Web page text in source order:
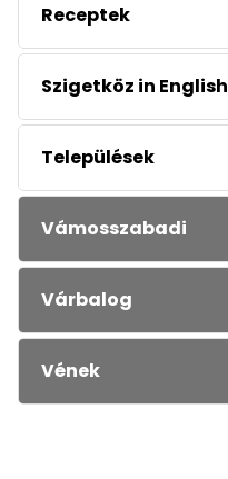
Receptek
Szigetköz in English
Települések
Vámosszabadi
Várbalog
Vének